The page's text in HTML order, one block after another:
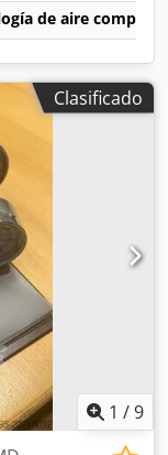
de aire
Clasificado
1 /9